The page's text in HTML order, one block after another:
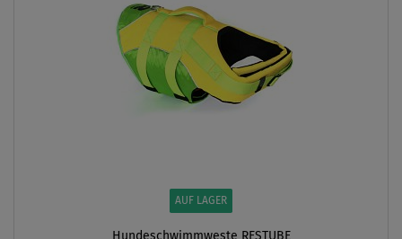
AUF LAGER
Hundeschwimmweste RESTUBE